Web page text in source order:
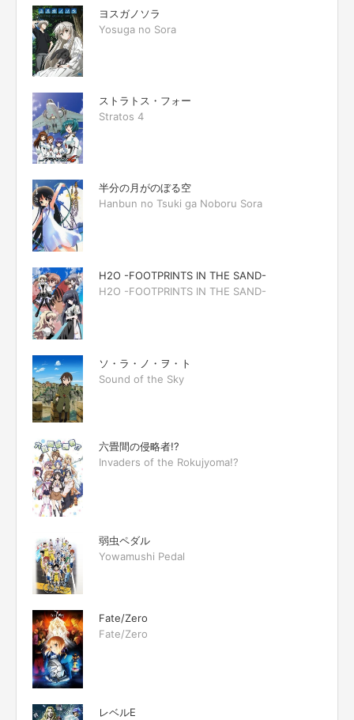
ヨスガノソラ
Yosuga no Sora
ストラトス・フォー
Stratos 4
半分の月がのぼる空
Hanbun no Tsuki ga Noboru Sora
H2O -FOOTPRINTS IN THE SAND-
H2O -FOOTPRINTS IN THE SAND-
ソ・ラ・ノ・ヲ・ト
Sound of the Sky
六畳間の侵略者!?
Invaders of the Rokujyoma!?
弱虫ペダル
Yowamushi Pedal
Fate/Zero
Fate/Zero
レベルE